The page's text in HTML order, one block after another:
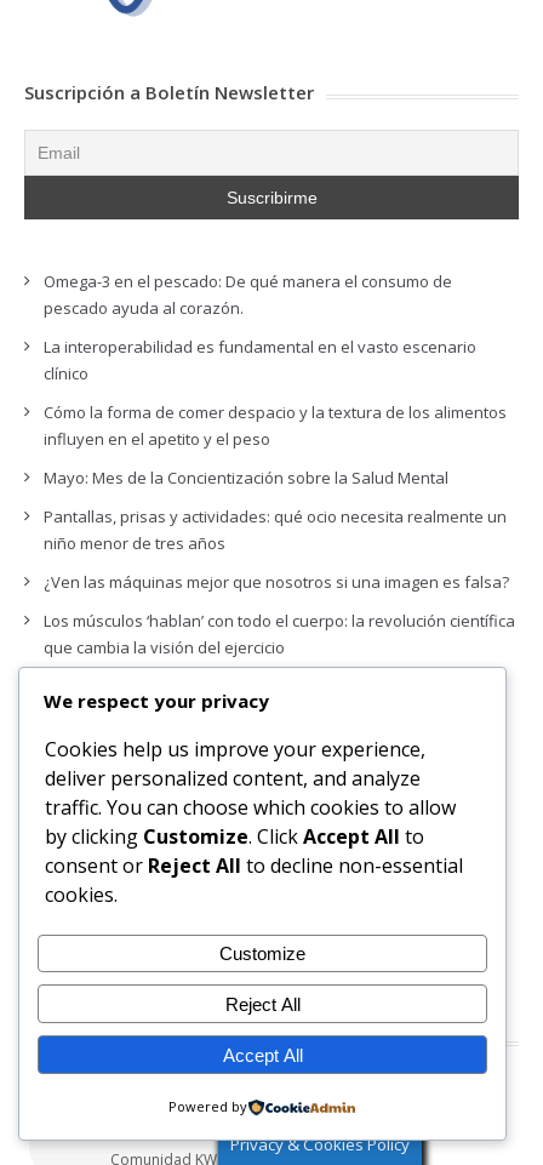
Suscripción a Boletín Newsletter
Omega-3 en el pescado: De qué manera el consumo de
pescado ayuda al corazón.
La interoperabilidad es fundamental en el vasto escenario
clínico
Cómo la forma de comer despacio y la textura de los alimentos
influyen en el apetito y el peso
Mayo: Mes de la Concientización sobre la Salud Mental
Pantallas, prisas y actividades: qué ocio necesita realmente un
niño menor de tres años
¿Ven las máquinas mejor que nosotros si una imagen es falsa?
Los músculos ‘hablan’ con todo el cuerpo: la revolución científica
que cambia la visión del ejercicio
emprendedoras en India
Todo lo que necesitas saber sobre Ethernet
¿Qué revelan las notificaciones del teléfono?
Under a Creative Commonslicense
Correo Interno
Comunidad KW Foundation.
Privacy & Cookies Policy
We respect your privacy
Cookies help us improve your experience,
deliver personalized content, and analyze
traffic. You can choose which cookies to allow
by clicking Customize. ClickAccept All to
consent or Reject All to decline non-essential
cookies.
Customize
Reject All
Accept All
Powered by